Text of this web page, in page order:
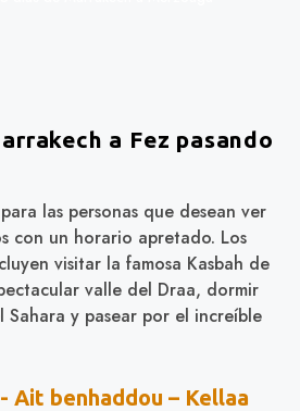
a Fez pasando
las personas que desean ver
con un horario apretado. Los
visitar la famosa Kasbah de
valle del Draa, dormir
Sahara y pasear por el increíble
Ait benhaddou – Kellaa